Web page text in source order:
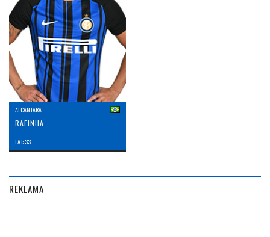
ALCANTARA
RAFINHA
LAT: 33
REKLAMA